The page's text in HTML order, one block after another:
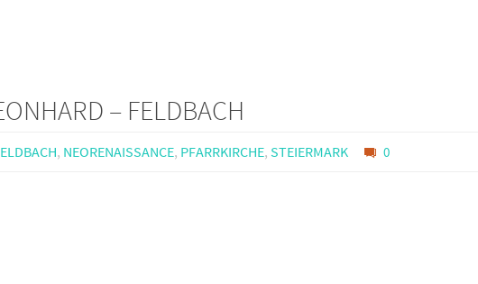
– FELDBACH
, NEORENAISSANCE, PFARRKIRCHE, STEIERMARK 0